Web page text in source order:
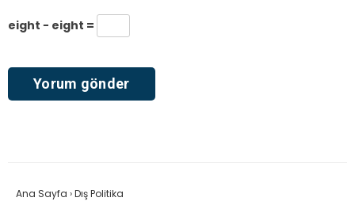
eight − eight =
Ana Sayfa ›Dış Politika